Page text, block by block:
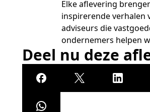
Elke aflevering
inspirerende verhalen
adviseurs die
ondernemers helpen
Deel nu deze